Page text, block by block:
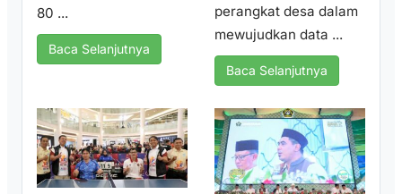
80 ...
Baca Selanjutnya
perangkat desa dalam
mewujudkan data ...
Baca Selanjutnya